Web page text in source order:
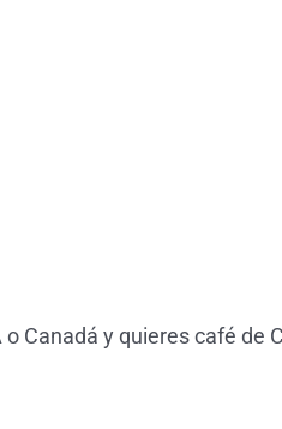
Canadá y quieres café